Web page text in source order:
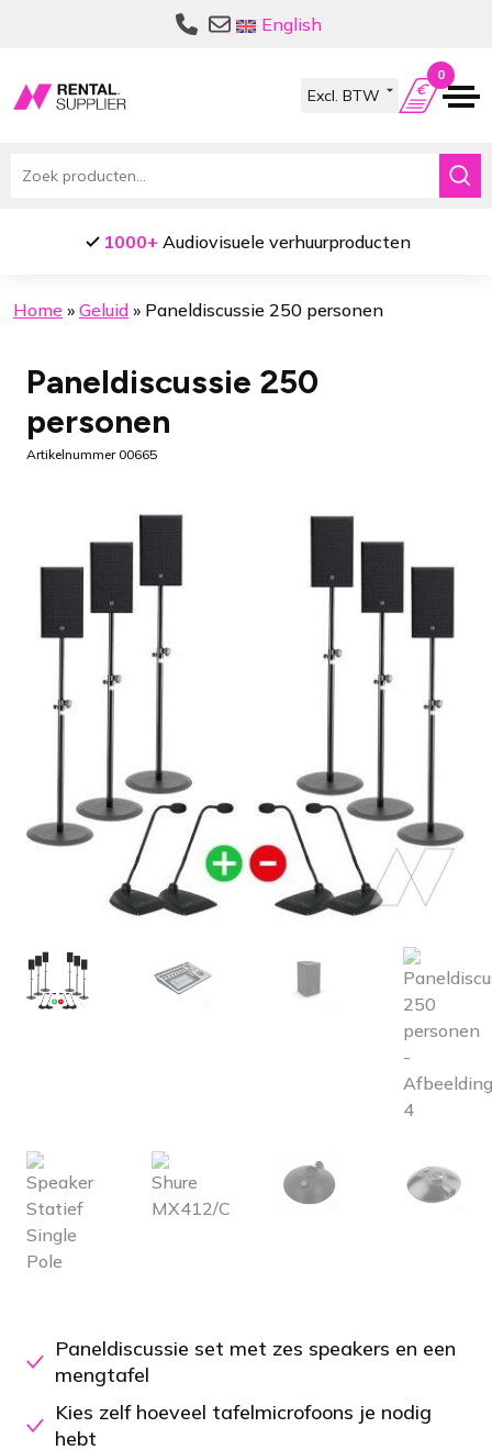
navigatie
inhoud
English
0
Zoeken
Afhaallocaties inAmsterdam
Home » Geluid » Paneldiscussie 250 personen
Paneldiscussie 250
personen
Artikelnummer 00665
Paneldiscussie set met zes speakers en een
mengtafel
Kies zelf hoeveel tafelmicrofoons je nodig
hebt